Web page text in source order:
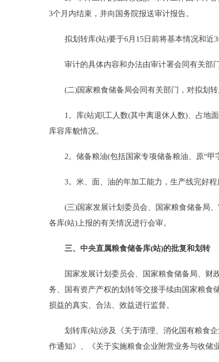
3个月内结束，并向国务院报送审计报告。
拟划转库(站)要于6月15日前将基本情况和近3
审计的具体内容和办法由审计署会同有关部
(二)国家粮食储备局会同有关部门，对拟划转
1。库(站)职工人数(其中离退休人数)、占地面
库容库貌情况。
2。储备粮油(包括国家专项储备粮油、原“甲
3。米、面、油的年加工能力，生产线完好程
(三)国家发展计划委员会、国家粮食储备局、
各库(站)上报的有关情况进行会审。
三、中央直属粮食储备库(站)的批复和划转
国家发展计划委员会、国家粮食储备局、财政
务、国有资产产权的划转等交接手续由国家粮食
损益的真实、合法、效益进行监督。
划转库(站)涉及《关于清理、消化国有粮食企
作通知》、《关于实施粮食企业附营业务与收储